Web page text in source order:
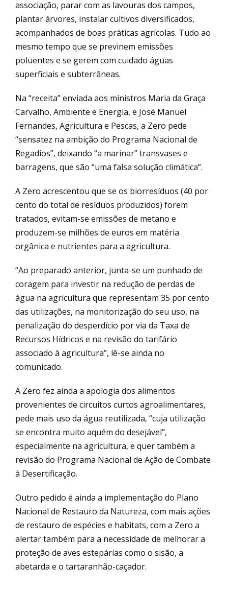
associação, parar com as lavouras dos campos,
plantar árvores, instalar cultivos diversificados,
acompanhados de boas práticas agrícolas. Tudo ao
mesmo tempo que se previnem emissões
poluentes e se gerem com cuidado águas
superficiais e subterrâneas.
Na “receita” enviada aos ministros Maria da Graça
Carvalho, Ambiente e Energia, e José Manuel
Fernandes, Agricultura e Pescas, a Zero pede
“sensatez na ambição do Programa Nacional de
Regadios”, deixando “a marinar” transvases e
barragens, que são “uma falsa solução climática”.
A Zero acrescentou que se os biorresíduos (40 por
cento do total de resíduos produzidos) forem
tratados, evitam-se emissões de metano e
produzem-se milhões de euros em matéria
orgânica e nutrientes para a agricultura.
“Ao preparado anterior, junta-se um punhado de
coragem para investir na redução de perdas de
água na agricultura que representam 35 por cento
das utilizações, na monitorização do seu uso, na
penalização do desperdício por via da Taxa de
Recursos Hídricos e na revisão do tarifário
associado à agricultura”, lê-se ainda no
comunicado.
A Zero fez ainda a apologia dos alimentos
provenientes de circuitos curtos agroalimentares,
pede mais uso da água reutilizada, “cuja utilização
se encontra muito aquém do desejável”,
especialmente na agricultura, e quer também a
revisão do Programa Nacional de Ação de Combate
à Desertificação.
Outro pedido é ainda a implementação do Plano
Nacional de Restauro da Natureza, com mais ações
de restauro de espécies e habitats, com a Zero a
alertar também para a necessidade de melhorar a
proteção de aves estepárias como o sisão, a
abetarda e o tartaranhão-caçador.